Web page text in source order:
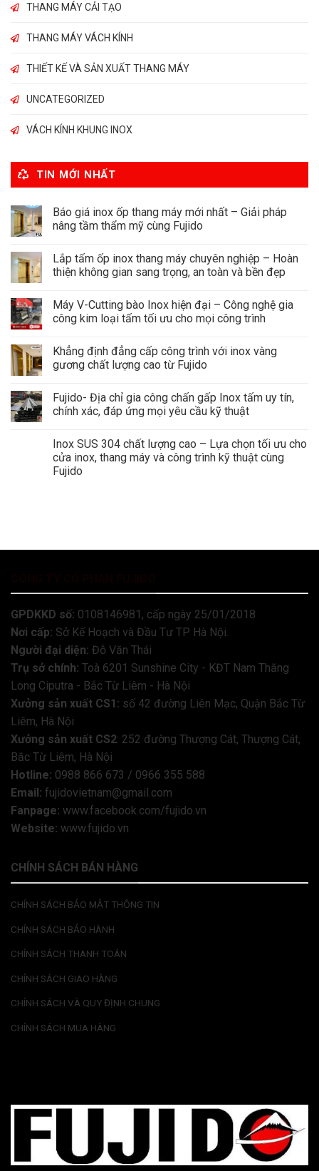
THANG MÁY CẢI TẠO
THANG MÁY VÁCH KÍNH
THIẾT KẾ VÀ SẢN XUẤT THANG MÁY
UNCATEGORIZED
VÁCH KÍNH KHUNG INOX
TIN MỚI NHẤT
Báo giá inox ốp thang máy mới nhất – Giải pháp
nâng tầm thẩm mỹ cùng Fujido
Lắp tấm ốp inox thang máy chuyên nghiệp – Hoàn
thiện không gian sang trọng, an toàn và bền đẹp
Máy V-Cutting bào Inox hiện đại – Công nghệ gia
công kim loại tấm tối ưu cho mọi công trình
Khẳng định đẳng cấp công trình với inox vàng
gương chất lượng cao từ Fujido
Fujido- Địa chỉ gia công chấn gấp Inox tấm uy tín,
chính xác, đáp ứng mọi yêu cầu kỹ thuật
Inox SUS 304 chất lượng cao – Lựa chọn tối ưu cho
cửa inox, thang máy và công trình kỹ thuật cùng
Fujido
GPDKKD số: 0108146981, cấp ngày 25/01/2018
Nơi cấp: Sở Kế Hoạch và Đầu Tư TP Hà Nội.
Người đại diện: Đỗ Văn Thái
Trụ sở chính: Toà 6201 Sunshine City - KĐT Nam Thăng
Long Ciputra - Bắc Từ Liêm - Hà Nội
Xưởng sản xuất CS1: số 42 đường Liên Mạc, Quận Bắc Từ
Liêm, Hà Nội
Xưởng sản xuất CS2: 252 đường Thượng Cát, Thượng Cát,
Bắc Từ Liêm, Hà Nội
Hotline: 0988 866 673 / 0966 355 588
Email: fujidovietnam@gmail.com
Fanpage: www.facebook.com/fujido.vn
Website: www.fujido.vn
CHÍNH SÁCH BÁN HÀNG
CHÍNH SÁCH BẢO MẬT THÔNG TIN
CHÍNH SÁCH BẢO HÀNH
CHÍNH SÁCH THANH TOÁN
CHÍNH SÁCH GIAO HÀNG
CHÍNH SÁCH VÀ QUY ĐỊNH CHUNG
CHÍNH SÁCH MUA HÀNG